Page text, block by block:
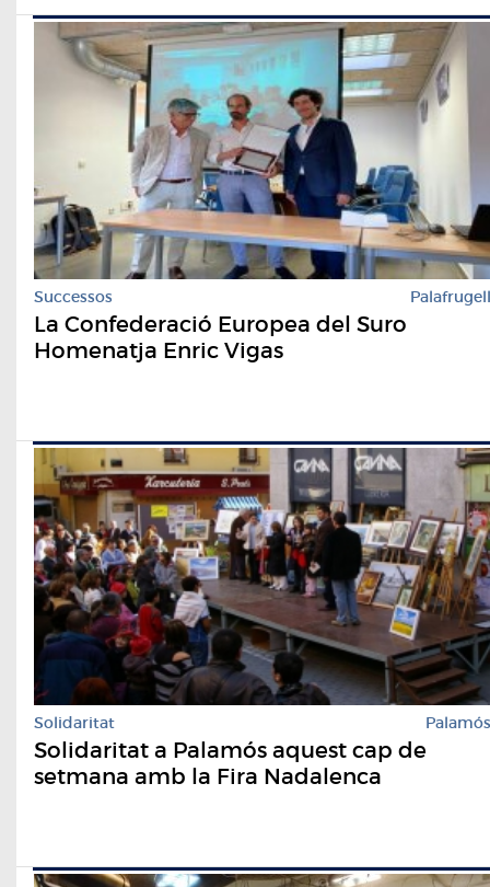
Successos Palafrugell
La Confederació Europea del Suro
Homenatja Enric Vigas
Solidaritat Palamós
Solidaritat a Palamós aquest cap de
setmana amb la Fira Nadalenca